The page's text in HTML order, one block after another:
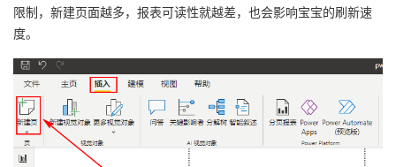
注
开
发
者
学
的
Programs
我
的
支
持
限制，新建页面越多，报表可读性就越差，也会影响宝宝的刷新速
度。